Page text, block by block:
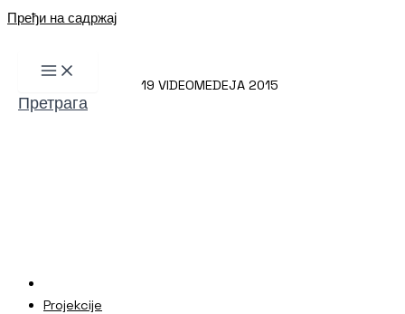
Пређи на садржај
Претрага
19 VIDEOMEDEJA 2015
Projekcije